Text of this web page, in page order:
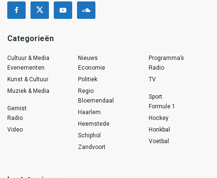
Categorieën
Cultuur & Media
Evenementen
Kunst & Cultuur
Muziek & Media
Gemist
Radio
Video
Nieuws
Economie
Politiek
Regio
Bloemendaal
Haarlem
Heemstede
Schiphol
Zandvoort
Programma’s
Radio
TV
Sport
Formule 1
Hockey
Honkbal
Voetbal